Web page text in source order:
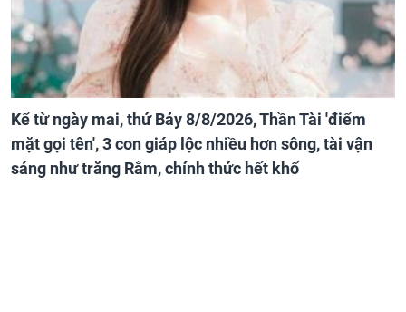
Kể từ ngày mai, thứ Bảy 8/8/2026, Thần Tài 'điểm
mặt gọi tên', 3 con giáp lộc nhiều hơn sông, tài vận
sáng như trăng Rằm, chính thức hết khổ